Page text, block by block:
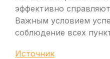
эффективно
Важным условием
соблюдение всех
Источник